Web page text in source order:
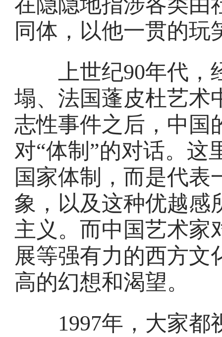
同体，以他一贯的玩
上世纪90年代，
塌、法国蓬皮杜艺术
志性事件之后，中国
对“体制”的对话。这
国家体制，而是代表
象，以及这种优越感
主义。而中国艺术家
展等强有力的西方文
高的幻想和渴望。
1997年，大家都